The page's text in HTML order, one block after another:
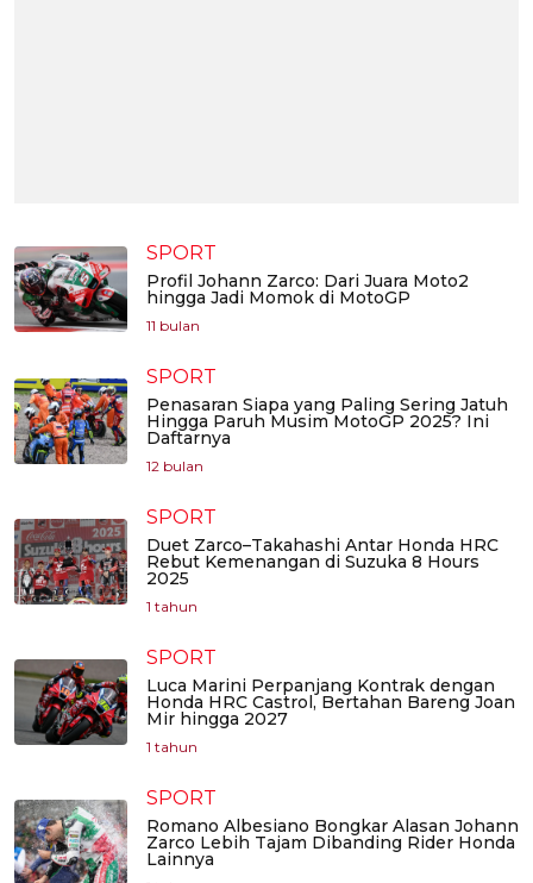
SPORT
Profil Johann Zarco: Dari Juara Moto2
hingga Jadi Momok di MotoGP
11 bulan
SPORT
Penasaran Siapa yang Paling Sering Jatuh
Hingga Paruh Musim MotoGP 2025? Ini
Daftarnya
12 bulan
SPORT
Duet Zarco–Takahashi Antar Honda HRC
Rebut Kemenangan di Suzuka 8 Hours
2025
1 tahun
SPORT
Luca Marini Perpanjang Kontrak dengan
Honda HRC Castrol, Bertahan Bareng Joan
Mir hingga 2027
1 tahun
SPORT
Romano Albesiano Bongkar Alasan Johann
Zarco Lebih Tajam Dibanding Rider Honda
Lainnya